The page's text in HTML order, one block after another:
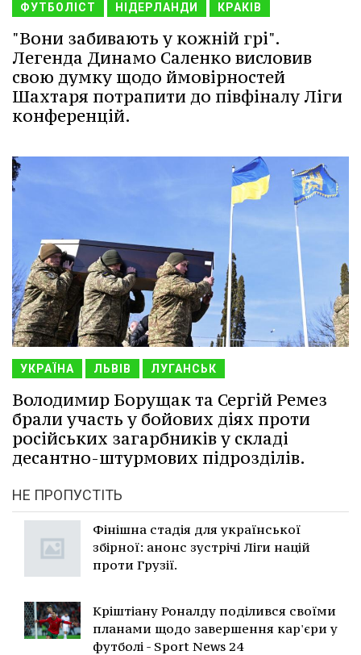
ФУТБОЛІСТ НІДЕРЛАНДИ КРАКІВ
"Вони забивають у кожній грі".
Легенда Динамо Саленко висловив
свою думку щодо ймовірностей
Шахтаря потрапити до півфіналу Ліги
конференцій.
УКРАЇНА ЛЬВІВ ЛУГАНСЬК
Володимир Борущак та Сергій Ремез
брали участь у бойових діях проти
російських загарбників у складі
десантно-штурмових підрозділів.
НЕ ПРОПУСТІТЬ
Фінішна стадія для української
збірної: анонс зустрічі Ліги націй
проти Грузії.
Кріштіану Роналду поділився своїми
планами щодо завершення кар'єри у
футболі - Sport News 24